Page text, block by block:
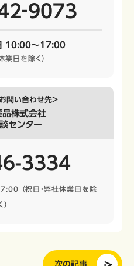
10:00～17:00
業日を除く）
問い合わせ先＞
品株式会社
センター
3334
（祝日・弊社休業日を除
）
次の記事